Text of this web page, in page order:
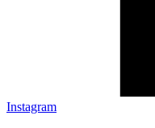
Instagram